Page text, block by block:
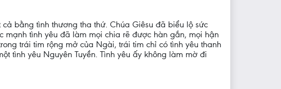
bằng tình thương tha thứ. Chúa Giêsu đã biểu lộ sức
mạnh tình yêu đã làm mọi chia rẽ được hàn gắn, mọi hận
trái tim rộng mở của Ngài, trái tim chỉ có tình yêu thanh
tình yêu Nguyên Tuyền. Tình yêu ấy không làm mờ đi